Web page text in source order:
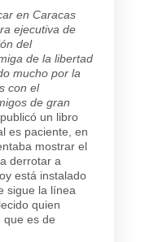
en Caracas
ejecutiva de
del
de la libertad
mucho por la
con el
de gran
un libro
es paciente, en
mostrar el
derrotar a
está instalado
sigue la línea
quien
que es de